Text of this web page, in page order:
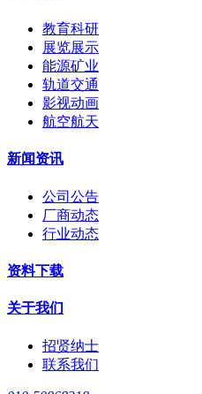
教育科研
展览展示
能源矿业
轨道交通
影视动画
航空航天
新闻资讯
公司公告
厂商动态
行业动态
资料下载
关于我们
招贤纳士
联系我们